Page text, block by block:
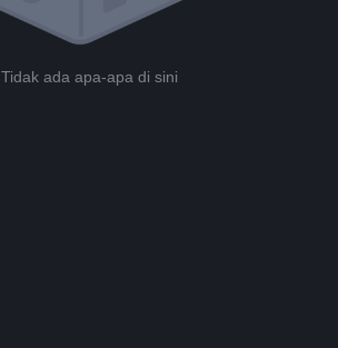
Tidak ada apa-apa di sini